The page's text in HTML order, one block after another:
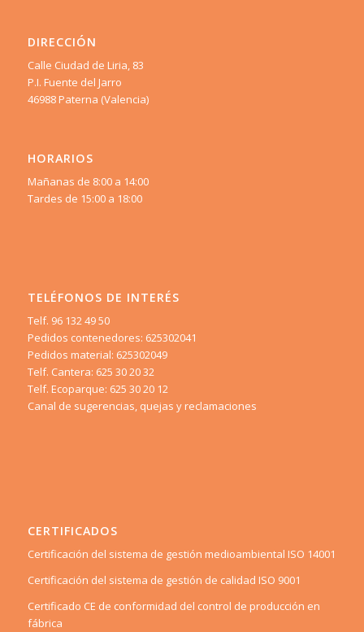
DIRECCIÓN
Calle Ciudad de Liria, 83
P.I. Fuente del Jarro
46988 Paterna (Valencia)
HORARIOS
Mañanas de 8:00 a 14:00
Tardes de 15:00 a 18:00
TELÉFONOS DE INTERÉS
Telf. 96 132 49 50
Pedidos contenedores: 625302041
Pedidos material: 625302049
Telf. Cantera: 625 30 20 32
Telf. Ecoparque: 625 30 20 12
Canal de sugerencias, quejas y reclamaciones
CERTIFICADOS
Certificación del sistema de gestión medioambiental ISO 14001
Certificación del sistema de gestión de calidad ISO 9001
Certificado CE de conformidad del control de producción en
fábrica